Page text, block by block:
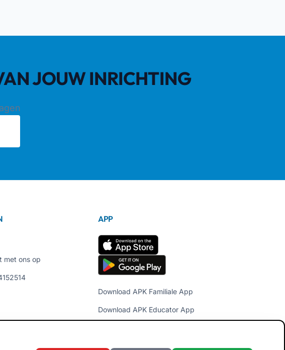
JOUW INRICHTING
met ons op
APP
Download APK Familiale App
Download APK Educator App